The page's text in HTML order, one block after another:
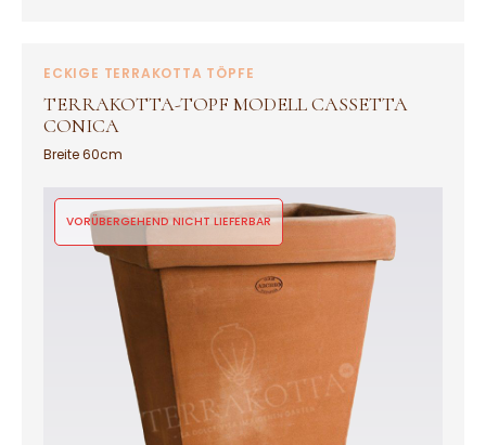
ECKIGE TERRAKOTTA TÖPFE
TERRAKOTTA-TOPF MODELL CASSETTA
CONICA
Breite 60cm
VORÜBERGEHEND NICHT LIEFERBAR